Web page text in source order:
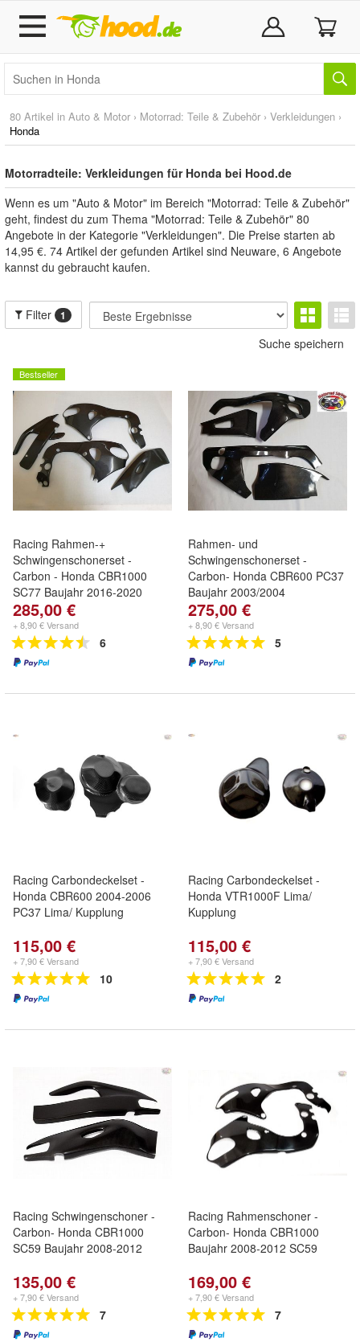
80 Artikel in Auto & Motor › Motorrad: Teile & Zubehör › Verkleidungen ›
Honda
Motorradteile: Verkleidungen für Honda bei Hood.de
Wenn es um "Auto & Motor" im Bereich "Motorrad: Teile & Zubehör"
geht, findest du zum Thema "Motorrad: Teile & Zubehör" 80
Angebote in der Kategorie "Verkleidungen". Die Preise starten ab
14,95 €. 74 Artikel der gefunden Artikel sind Neuware, 6 Angebote
kannst du gebraucht kaufen.
Filter 1
Suche speichern
Bestseller
Racing Rahmen-+
Schwingenschonerset -
Carbon - Honda CBR1000
SC77 Baujahr 2016-2020
285,00 €
+ 8,90 € Versand
6
Rahmen- und
Schwingenschonerset -
Carbon- Honda CBR600 PC37
Baujahr 2003/2004
275,00 €
+ 8,90 € Versand
5
Racing Carbondeckelset -
Honda CBR600 2004-2006
PC37 Lima/ Kupplung
115,00 €
+ 7,90 € Versand
10
Racing Carbondeckelset -
Honda VTR1000F Lima/
Kupplung
115,00 €
+ 7,90 € Versand
2
Racing Schwingenschoner -
Carbon- Honda CBR1000
SC59 Baujahr 2008-2012
135,00 €
+ 7,90 € Versand
7
Racing Rahmenschoner -
Carbon- Honda CBR1000
Baujahr 2008-2012 SC59
169,00 €
+ 7,90 € Versand
7